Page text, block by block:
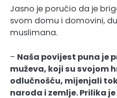
Jasno je poručio da je
svom domu i domovini,
muslimana.
– Naša povijest puna je
muževa, koji su svojom
odlučnošću, mijenjali
naroda i zemlje. Prilika